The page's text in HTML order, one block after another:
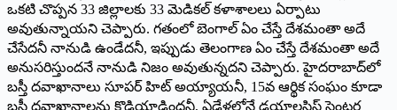
ఒకటి చొప్పన 33 జిల్లాలకు 33 మెడికల్‌ ‌కళాశాలలు ఏర్పాటు
అవుతున్నాయని చెప్పారు. గతంలో బెంగాల్‌ ఏం ‌చేస్తే దేశమంతా అదే
చేసేదనీ నానుడి ఉండేదనీ, ఇప్పుడు తెలంగాణ ఏం చేస్తే దేశమంతా అదే
అనుసరిస్తుందనే నానుడి నిజం అవుతున్నదని చెప్పారు. హైదరాబాద్‌లో
బస్తీ దవాఖానాలు సూపర్‌ ‌హిట్‌ అయ్యాయనీ, 15వ ఆర్థిక సంఘం కూడా
బస్తీ దవాఖానాలను కొడియాడిందనీ, ఏడేళ్లలోనే డయాలసిస్‌ ‌సెంటర్ల